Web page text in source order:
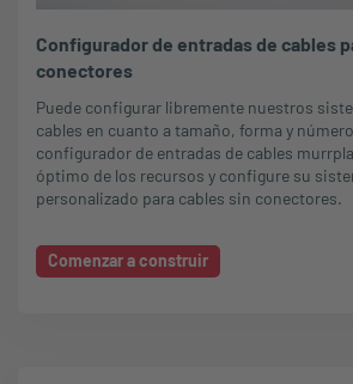
Configurador de entradas de cables
conectores
Puede configurar libremente nuestros
cables en cuanto a tamaño, forma y
configurador de entradas de cables
óptimo de los recursos y configure su
personalizado para cables sin conectores.
Comenzar a construir